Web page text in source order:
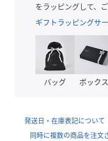
【注意事項】
※商品を使用前に、タ
注意書き」、「洗濯
※商品画像は、光の当
より、実際の色味と
※画像の商品はサンプ
をラッピングして、
ギフトラッピングサ
バッグ ボックス
発送日・在庫表記について
同時に複数の商品を注文